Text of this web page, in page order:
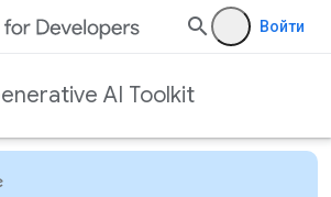
Войти
AI Toolkit